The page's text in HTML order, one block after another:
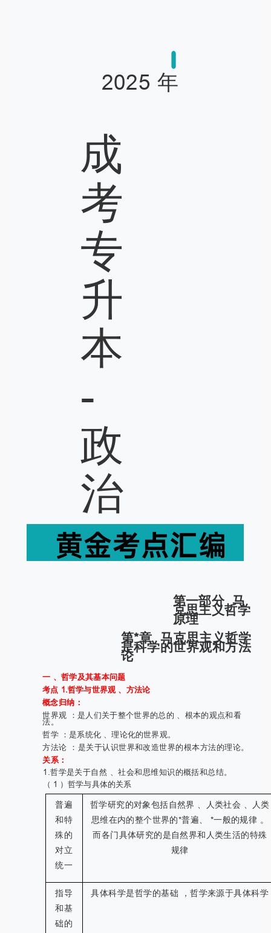
2025 年
成
考
专
升
本
-
政
治
第一部分 马
克思主义哲学
原理
第*章 马克思主义哲学
是科学的世界观和方法
论
一 、哲学及其基本问题
考点 1.哲学与世界观 、方法论
概念归纳：
世界观 ：是人们关于整个世界的总的 、根本的观点和看
法。
哲学 ：是系统化 、理论化的世界观。
方法论 ：是关于认识世界和改造世界的根本方法的理论。
关系：
1.哲学是关于自然 、社会和思维知识的概括和总结。
（ 1 ）哲学与具体的关系
普遍
和特
殊的
对立
统一
哲学研究的对象包括自然界 、人类社会 、人类
思维在内的整个世界的*普遍、 *一般的规律 。
而各门具体研究的是自然界和人类生活的特殊
规律
指导
和基
础的
具体科学是哲学的基础 ，哲学来源于具体科学